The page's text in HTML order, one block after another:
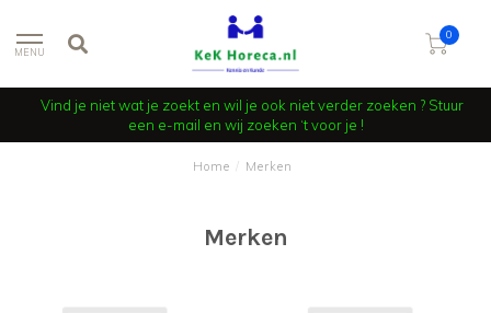
MENU
0
Vind je niet wat je zoekt en wil je ook niet verder zoeken ? Stuur
een e-mail en wij zoeken ‘t voor je !
Home Merken
Merken